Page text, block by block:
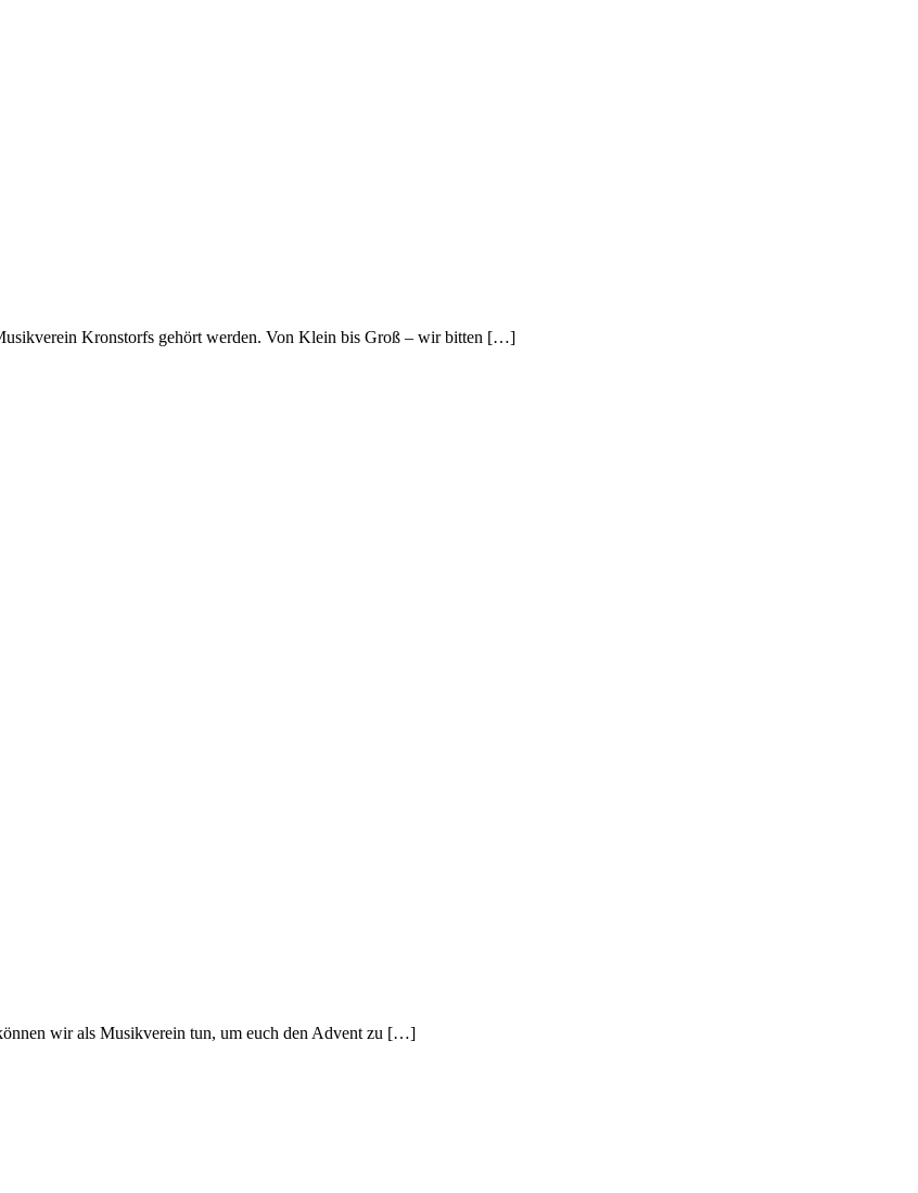
Kronstorfs gehört werden. Von Klein bis Groß – wir bitten […]
wir als Musikverein tun, um euch den Advent zu […]